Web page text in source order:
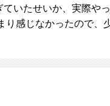
いたせいか、実際や
感じなかったので、